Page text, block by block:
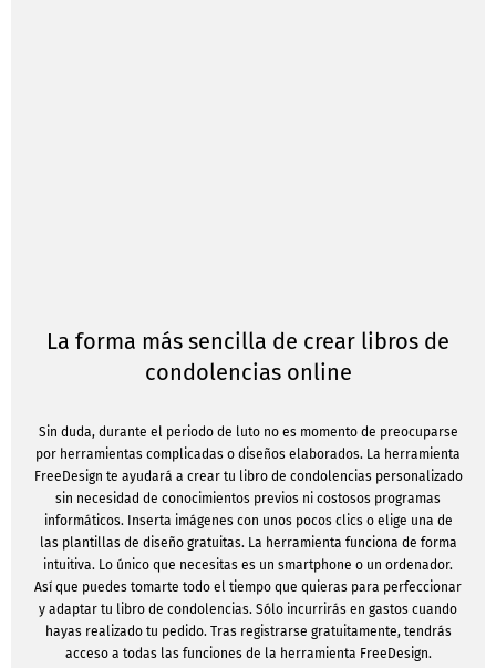
La forma más sencilla de crear libros de
condolencias online
Sin duda, durante el periodo de luto no es momento de preocuparse
por herramientas complicadas o diseños elaborados. La herramienta
FreeDesign te ayudará a crear tu libro de condolencias personalizado
sin necesidad de conocimientos previos ni costosos programas
informáticos. Inserta imágenes con unos pocos clics o elige una de
las plantillas de diseño gratuitas. La herramienta funciona de forma
intuitiva. Lo único que necesitas es un smartphone o un ordenador.
Así que puedes tomarte todo el tiempo que quieras para perfeccionar
y adaptar tu libro de condolencias. Sólo incurrirás en gastos cuando
hayas realizado tu pedido. Tras registrarse gratuitamente, tendrás
acceso a todas las funciones de la herramienta FreeDesign.